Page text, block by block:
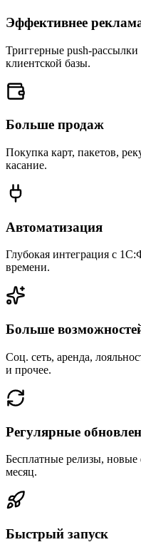
Эффективнее
Триггерные push-
клиентской базы.
Больше продаж
Покупка карт, пакетов,
касание.
Автоматизация
Глубокая интеграция с
времени.
Больше
Соц. сеть, аренда,
и прочее.
Регулярные
Бесплатные релизы,
месяц.
Быстрый запуск